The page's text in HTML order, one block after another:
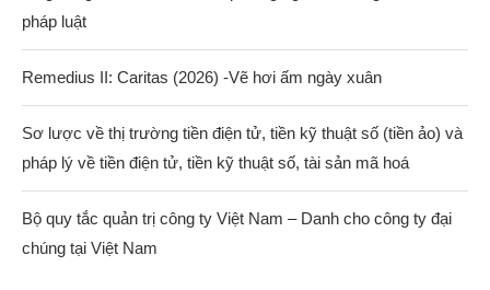
pháp luật
Remedius II: Caritas (2026) -Vẽ hơi ấm ngày xuân
Sơ lược về thị trường tiền điện tử, tiền kỹ thuật số (tiền ảo) và
pháp lý về tiền điện tử, tiền kỹ thuật số, tài sản mã hoá
Bộ quy tắc quản trị công ty Việt Nam – Danh cho công ty đại
chúng tại Việt Nam